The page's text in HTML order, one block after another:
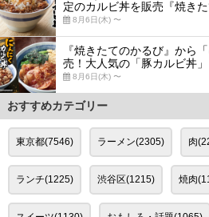
定のカルビ丼を販売『焼きた
8月6日(木) 〜
『焼きたてのかるび』から
売！大人気の「豚カルビ丼
8月6日(木) 〜
おすすめカテゴリー
東京都(7546) ラーメン(2305) 肉
ランチ(1225) 渋谷区(1215) 焼肉